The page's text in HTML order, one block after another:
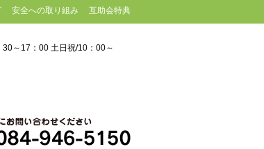
安全への取り組み 互助会特典
30～17：00 土日祝/10：00～